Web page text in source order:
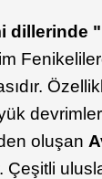
dillerinde
oluşan
Çeşitli